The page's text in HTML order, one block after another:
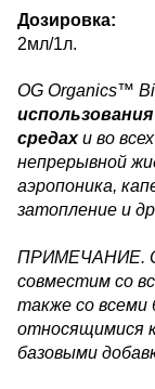
Дозировка:
2мл/1л.
OG Organics™
средахи во
непрерывной
аэропоника,
затопление и
ПРИМЕЧАНИЕ.
совместим со
также со всеми
относящимися
базовыми